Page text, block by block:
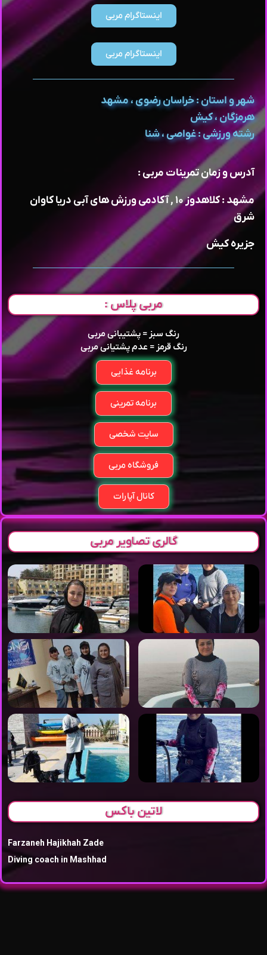
اینستاگرام مربی
اینستاگرام مربی
شهر و استان : خراسان رضوی ، مشهد
هرمزگان ، کیش
رشته ورزشی : غواصی ، شنا
آدرس و زمان تمرینات مربی :
مشهد : کلاهدوز ۱۰ , آکادمی ورزش های آبی دریا کاوان
شرق
جزیره کیش
مربی پلاس :
رنگ سبز = پشتیبانی مربی
رنگ قرمز = عدم پشتیانی مربی
برنامه غذایی
برنامه تمرینی
سایت شخصی
فروشگاه مربی
کانال آپارات
گالری تصاویر مربی
لاتین باکس
Farzaneh Hajikhah Zade
Diving coach in Mashhad